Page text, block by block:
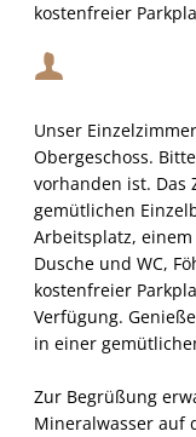
kostenfreier
Mindestbelegung:
Maximalbelegung:
Unser
Obergeschoss.
vorhanden ist. Das
gemütlichen
Arbeitsplatz,
Dusche und WC,
kostenfreier
Verfügung.
in einer
Zur Begrüßung
Mineralwasser auf